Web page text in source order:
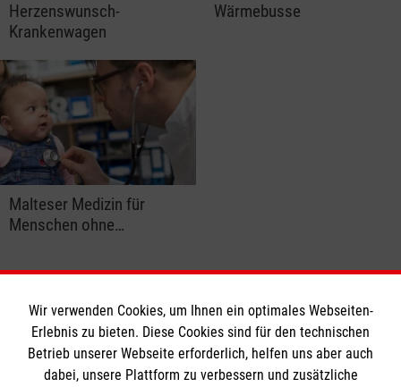
Herzenswunsch-
Krankenwagen
Wärmebusse
Malteser Medizin für
Menschen ohne…
Informationen
Wir verwenden Cookies, um Ihnen ein optimales Webseiten-
Erlebnis zu bieten. Diese Cookies sind für den technischen
Betrieb unserer Webseite erforderlich, helfen uns aber auch
dabei, unsere Plattform zu verbessern und zusätzliche